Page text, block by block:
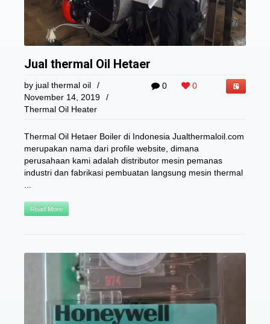
Jual thermal Oil Hetaer
0 0
by jual thermal oil
/
November 14, 2019
/
Thermal Oil Heater
Thermal Oil Hetaer Boiler di Indonesia Jualthermaloil.com
merupakan nama dari profile website, dimana
perusahaan kami adalah distributor mesin pemanas
industri dan fabrikasi pembuatan langsung mesin thermal
Read More